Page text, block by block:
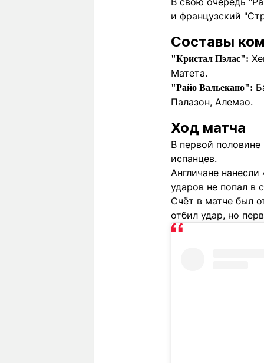
и французский
Составы
"Кристал Пэлас":
Матета.
"Райо Вальекано":
Палазон, Алемао.
Ход матча
В первой
испанцев.
Англичане
ударов не попал в
Счёт в матче был
отбил удар, но